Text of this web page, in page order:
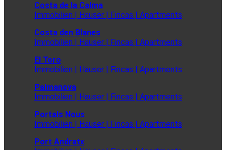
Costa de la Calma
Immobilien | Häuser | Fincas | Apartments
Costa den Blanes
Immobilien | Häuser | Fincas | Apartments
El Toro
Immobilien | Häuser | Fincas | Apartments
Palmanova
Immobilien | Häuser | Fincas | Apartments
Portals Nous
Immobilien | Häuser | Fincas | Apartments
Port Andratx